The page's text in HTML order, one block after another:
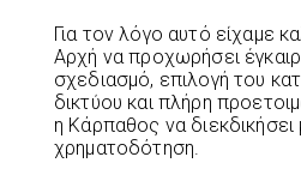
Για τον λόγο αυτό είχαμε
Αρχή να προχωρήσει
σχεδιασμό, επιλογή του
δικτύου και πλήρη
η Κάρπαθος να διεκδικήσει
χρηματοδότηση.